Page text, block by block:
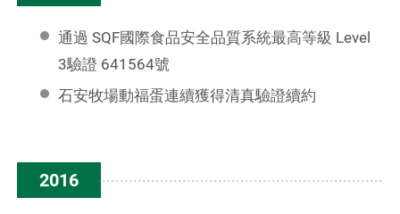
通過 SQF國際食品安全品質系統最高等級 Level
3驗證 641564號
石安牧場動福蛋連續獲得清真驗證續約
2016